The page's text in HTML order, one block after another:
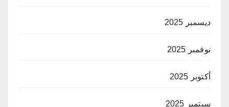
ديسمبر 2025
نوفمبر 2025
أكتوبر 2025
سبتمبر 2025